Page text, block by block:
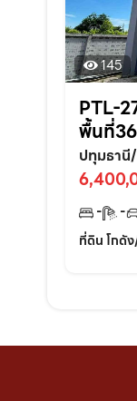
145
PTL-
พื้นที่
สุพรร
จ.ปทุม
ปทุมธานี
- -
ที่ดิน โกดั